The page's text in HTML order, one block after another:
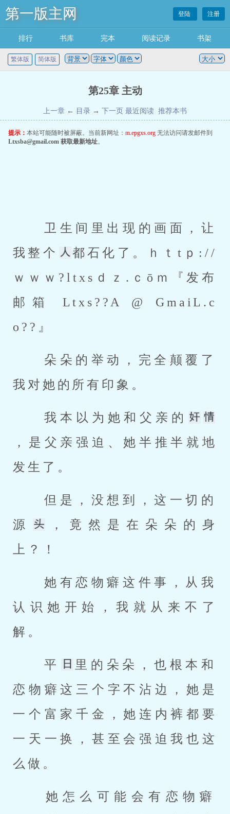
第一版主网 登陆 注册
排行 书库 完本 阅读记录 书架
繁体版 简体版
第25章 主动
上一章 ← 目录 → 下一页 最近阅读 推荐本书
提示： 本站可能随时被屏蔽。当前新网址： m.epgxs.org 无法访问请发邮件到
Ltxsba@gmail.com 获取最新地址。
我整个
都石化了。
ｈｔtｐ://
ｗｗｗ?ltxsｄｚ.ｃōｍ
『发布
邮箱 Ltxs??A @ GmaiL.c
o??』
我对她的所有印象。
我本以为她和父亲的
，是父亲强迫、她半推半就地
发生了。
源
，竟然是在朵朵的身
上？！
认识她开始，我就从来不了
解。
平
里的朵朵，也根本和
恋物癖这三个字不沾边，她是
一个富家千金，她连内裤都要
一天一换，甚至会强迫我也这
么做。